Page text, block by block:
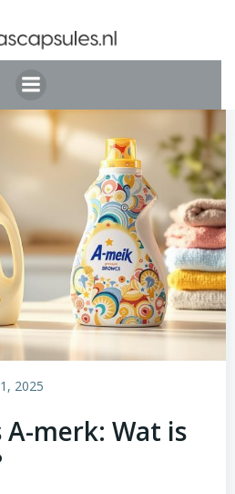
naar
de
inhoud
2025
merk: Wat is